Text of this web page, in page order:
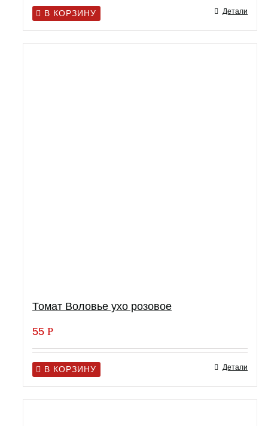
В КОРЗИНУ Детали
Томат Воловье ухо розовое
55 Р
В КОРЗИНУ Детали